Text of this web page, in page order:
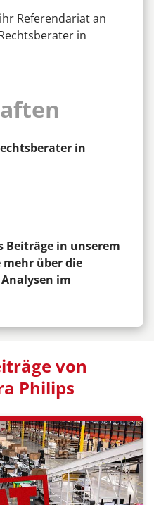
Referendariat an
in
in
Beiträge in unserem
mehr über die
im
von
Philips